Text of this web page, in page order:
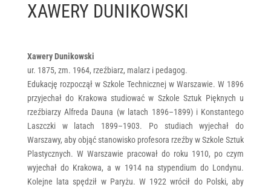
XAWERY DUNIKOWSKI
Xawery Dunikowski
ur. 1875, zm. 1964, rzeźbiarz, malarz i pedagog.
Edukację rozpoczął w Szkole Technicznej w Warszawie. W 1896
przyjechał do Krakowa studiować w Szkole Sztuk Pięknych u
rzeźbiarzy Alfreda Dauna (w latach 1896–1899) i Konstantego
Laszczki w latach 1899–1903. Po studiach wyjechał do
Warszawy, aby objąć stanowisko profesora rzeźby w Szkole Sztuk
Plastycznych. W Warszawie pracował do roku 1910, po czym
wyjechał do Krakowa, a w 1914 na stypendium do Londynu.
Kolejne lata spędził w Paryżu. W 1922 wrócił do Polski, aby